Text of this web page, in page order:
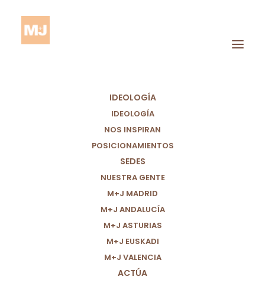
IDEOLOGÍA
IDEOLOGÍA
NOS INSPIRAN
POSICIONAMIENTOS
SEDES
NUESTRA GENTE
M+J MADRID
M+J ANDALUCÍA
M+J ASTURIAS
M+J EUSKADI
M+J VALENCIA
ACTÚA
ELECCIONES BILBAO